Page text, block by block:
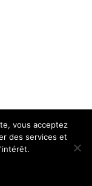
vous acceptez
des services et